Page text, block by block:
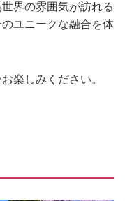
界の雰囲気が訪れる
ユニークな融合を体
楽しみください。